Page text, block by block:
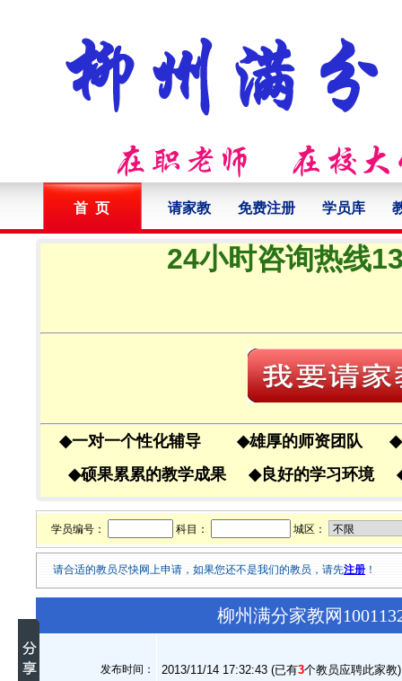
首 页 请家教 免费注册 学员库
24小时咨询热线
◆一对一个性化辅导 ◆雄厚的师资团队 ◆
◆硕果累累的教学成果 ◆良好的学习环境
学员编号： 科目： 城区：
请合适的教员尽快网上申请，如果您还不是我们的教员，请先注册 ！
柳州满分家教网
发布时间： 2013/11/14 17:32:43 (已有3个教员应聘此家教)